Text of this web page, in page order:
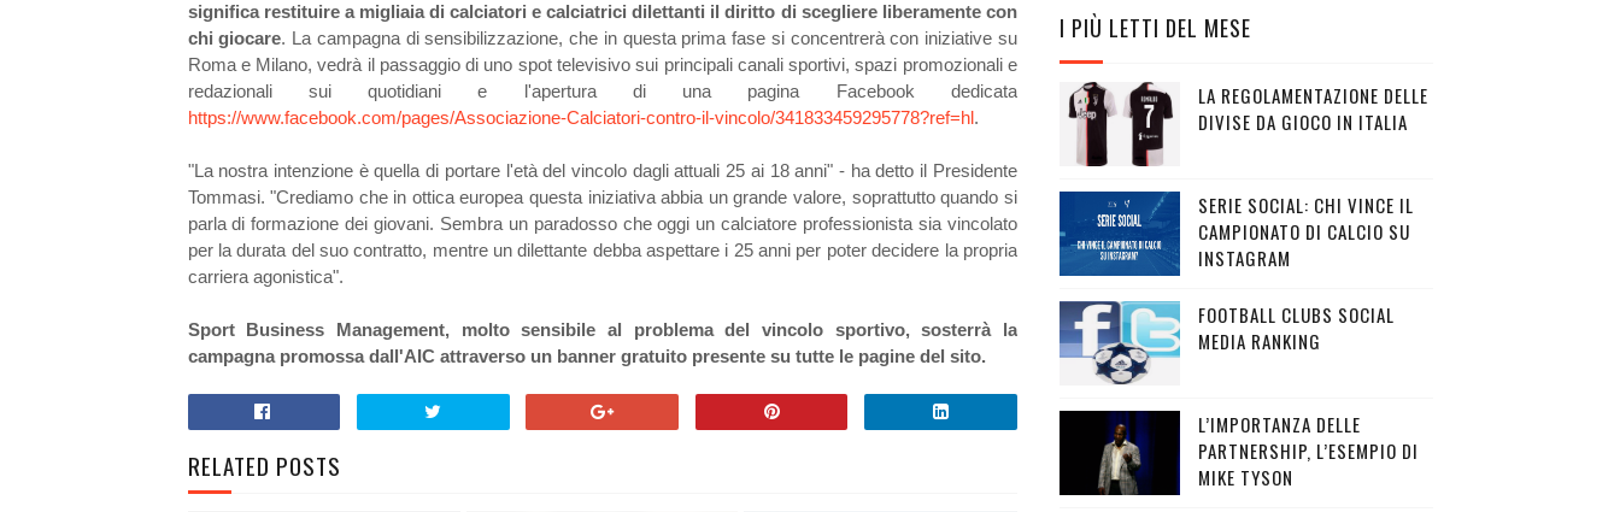
significa restituire a migliaia di calciatori e calciatrici dilettanti il diritto di scegliere liberamente con
chi giocare. La campagna di sensibilizzazione, che in questa prima fase si concentrerà con iniziative su
Roma e Milano, vedrà il passaggio di uno spot televisivo sui principali canali sportivi, spazi promozionali e
redazionali sui quotidiani e l'apertura di una pagina Facebook dedicata
https://www.facebook.com/pages/Associazione-Calciatori-contro-il-vincolo/341833459295778?ref=hl.
"La nostra intenzione è quella di portare l'età del vincolo dagli attuali 25 ai 18 anni" - ha detto il Presidente
Tommasi. "Crediamo che in ottica europea questa iniziativa abbia un grande valore, soprattutto quando si
parla di formazione dei giovani. Sembra un paradosso che oggi un calciatore professionista sia vincolato
per la durata del suo contratto, mentre un dilettante debba aspettare i 25 anni per poter decidere la propria
carriera agonistica".
Sport Business Management, molto sensibile al problema del vincolo sportivo, sosterrà la
campagna promossa dall'AIC attraverso un banner gratuito presente su tutte le pagine del sito.
RELATED POSTS
I PIÙ LETTI DEL MESE
LA REGOLAMENTAZIONE DELLE
DIVISE DA GIOCO IN ITALIA
SERIE SOCIAL: CHI VINCE IL
CAMPIONATO DI CALCIO SU
INSTAGRAM
FOOTBALL CLUBS SOCIAL
MEDIA RANKING
L’IMPORTANZA DELLE
PARTNERSHIP, L’ESEMPIO DI
MIKE TYSON